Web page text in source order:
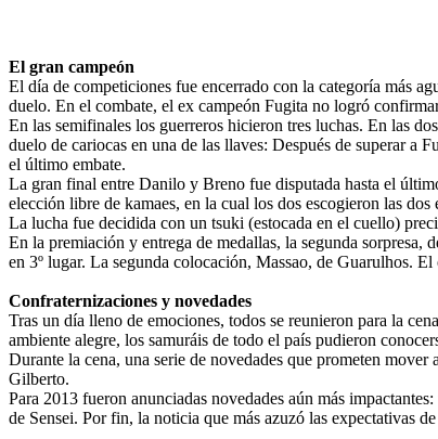
El gran campeón
El día de competiciones fue encerrado con la categoría más
duelo. En el combate, el ex campeón Fugita no logró
En las semifinales los guerreros hicieron tres luchas. En las
duelo de cariocas en una de las llaves: Después de superar
el último embate.
La gran final entre Danilo y Breno fue disputada hasta el
elección libre de kamaes, en la cual los dos escogieron las dos
La lucha fue decidida con un tsuki (estocada en el cuello)
En la premiación y entrega de medallas, la segunda
en 3º lugar. La segunda colocación, Massao, de Guarulhos.
Confraternizaciones y novedades
Tras un día lleno de emociones, todos se reunieron para la
ambiente alegre, los samuráis de todo el país pudieron
Durante la cena, una serie de novedades que prometen
Gilberto.
Para 2013 fueron anunciadas novedades aún más
de Sensei. Por fin, la noticia que más azuzó las expectativas